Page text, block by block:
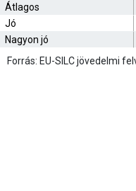
Átlagos
Jó
Nagyon jó
Forrás: EU-SILC jövedelmi